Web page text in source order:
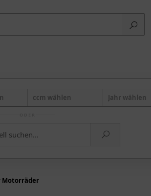
ccm wählen Jahr wählen
Motorräder